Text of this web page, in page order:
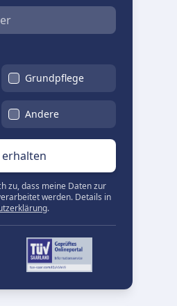
Grundpflege
Andere
zu, dass meine Daten zur
werden. Details in
.